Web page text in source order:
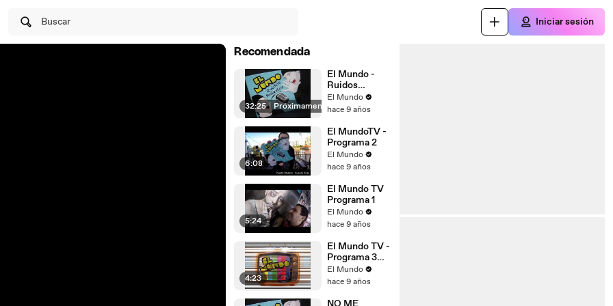
Buscar Iniciar sesión
Recomendada
32:25 | Próximamente
El Mundo -
Ruidos
Molestos
(2014) - Full
El Mundo
hace 9 años
6:08
El MundoTV -
Programa 2
El Mundo
hace 9 años
5:24
El Mundo TV
Programa 1
El Mundo
hace 9 años
4:23
El Mundo TV -
Programa 3
(Estamos En
Todos Lados)
El Mundo
hace 9 años